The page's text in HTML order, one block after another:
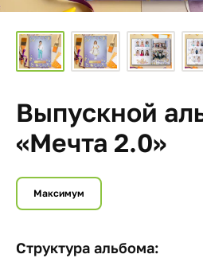
Выпускной
«Мечта 2.0»
Максимум
Структура альбома: